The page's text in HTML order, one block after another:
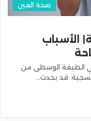
صحة العين
الأسباب
الطبقة الوسطى من
قد يحدث…